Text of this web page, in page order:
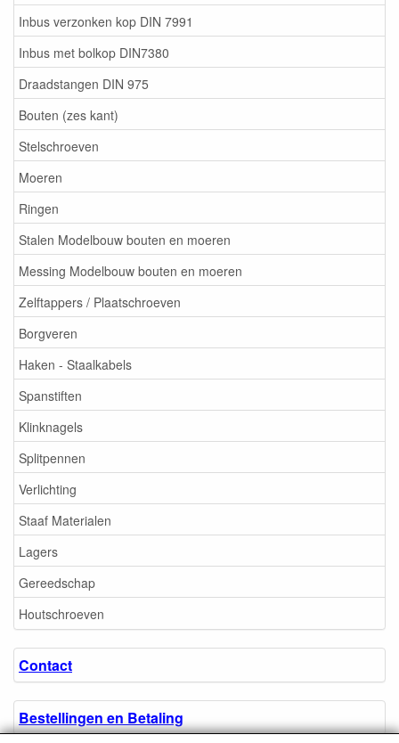
Inbus verzonken kop DIN 7991
Inbus met bolkop DIN7380
Draadstangen DIN 975
Bouten (zes kant)
Stelschroeven
Moeren
Ringen
Stalen Modelbouw bouten en moeren
Messing Modelbouw bouten en moeren
Zelftappers / Plaatschroeven
Borgveren
Haken - Staalkabels
Spanstiften
Klinknagels
Splitpennen
Verlichting
Staaf Materialen
Lagers
Gereedschap
Houtschroeven
Contact
Bestellingen en Betaling